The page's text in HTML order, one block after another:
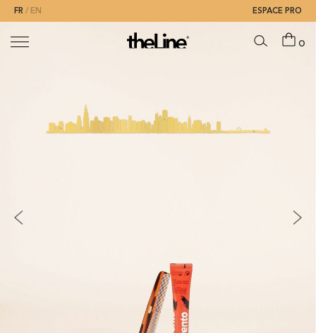
FR EN ESPACE PRO
0